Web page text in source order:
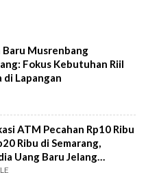
Baru Musrenbang
Fokus Kebutuhan Riil
di Lapangan
ATM Pecahan Rp10 Ribu
Ribu di Semarang,
Uang Baru Jelang